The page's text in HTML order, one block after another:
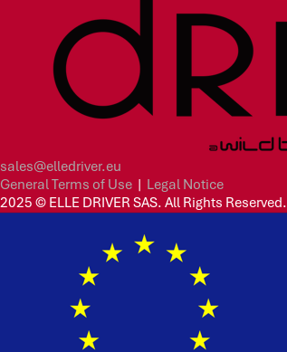
sales@elledriver.eu
General Terms of Use | Legal Notice
2025 © ELLE DRIVER SAS. All Rights Reserved.